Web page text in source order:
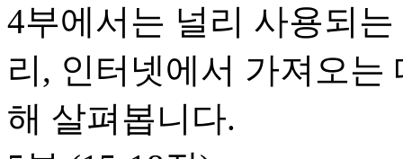
4부에서는 널리 사용되
리, 인터넷에서 가져오는
해 살펴봅니다.